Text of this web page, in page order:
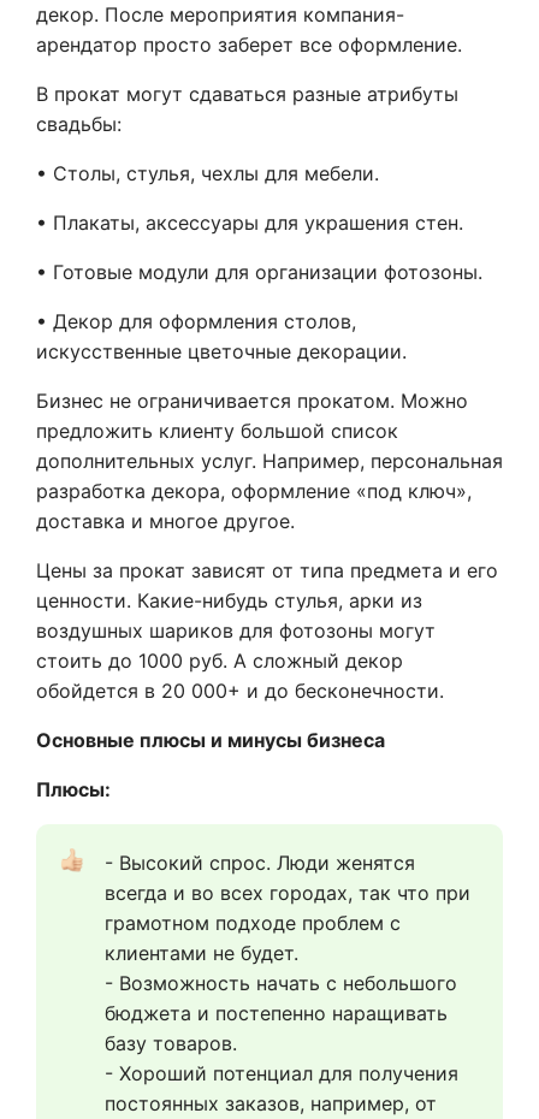
декор. После мероприятия компания-
арендатор просто заберет все оформление.
В прокат могут сдаваться разные атрибуты
свадьбы:
• Столы, стулья, чехлы для мебели.
• Плакаты, аксессуары для украшения стен.
• Готовые модули для организации фотозоны.
• Декор для оформления столов,
искусственные цветочные декорации.
Бизнес не ограничивается прокатом. Можно
предложить клиенту большой список
дополнительных услуг. Например, персональная
разработка декора, оформление «под ключ»,
доставка и многое другое.
Цены за прокат зависят от типа предмета и его
ценности. Какие-нибудь стулья, арки из
воздушных шариков для фотозоны могут
стоить до 1000 руб. А сложный декор
обойдется в 20 000+ и до бесконечности.
Основные плюсы и минусы бизнеса
Плюсы:
- Высокий спрос. Люди женятся
всегда и во всех городах, так что при
грамотном подходе проблем с
клиентами не будет.
- Возможность начать с небольшого
бюджета и постепенно наращивать
базу товаров.
- Хороший потенциал для получения
постоянных заказов, например, от